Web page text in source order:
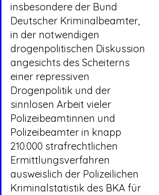
insbesondere der Bund
Deutscher Kriminalbeamter,
in der notwendigen
drogenpolitischen Diskussion
angesichts des Scheiterns
einer repressiven
Drogenpolitik und der
sinnlosen Arbeit vieler
Polizeibeamtinnen und
Polizeibeamter in knapp
210.000 strafrechtlichen
Ermittlungsverfahren
ausweislich der Polizeilichen
Kriminalstatistik des BKA für